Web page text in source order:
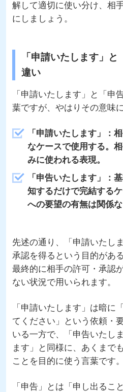
解して適切に使い分け、相
にしましょう。
「申請いたします」
違い
「申請いたします」と「申
葉ですが、やはりその意味
「申請いたします」：
なケースで使用する。
みに使われる表現。
「申告いたします」：
知するだけで完結する
への要望の有無は関係な
先述の通り、「申請いたし
承認を得るという目的があ
最終的に相手の許可・承認
ない状況で用いられます。
「申請いたします」は暗に
てください」という依頼・
いる一方で、「申告いたし
ます」と同様に、あくまで
ことを目的に使う言葉です。
「申告」とは「申し出るこ